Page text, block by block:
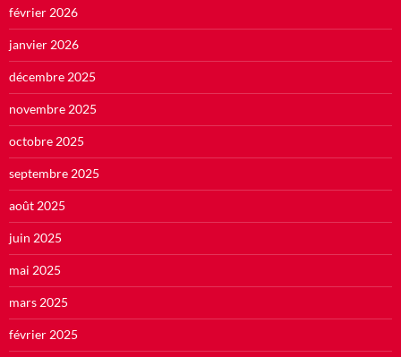
février 2026
janvier 2026
décembre 2025
novembre 2025
octobre 2025
septembre 2025
août 2025
juin 2025
mai 2025
mars 2025
février 2025